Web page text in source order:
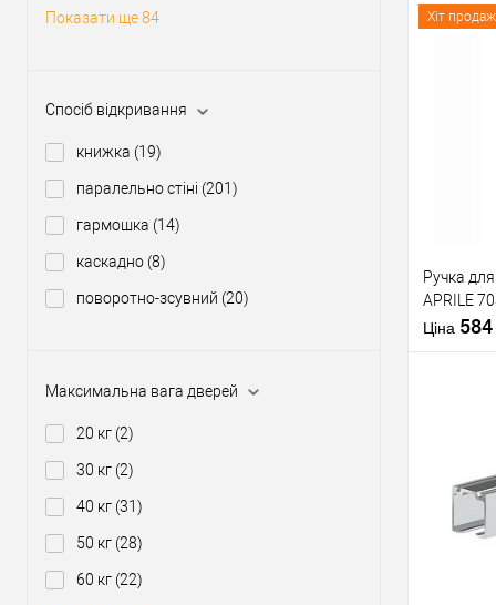
Показати ще 84
Спосіб відкривання
книжка (19)
паралельно стіні (201)
гармошка (14)
каскадно (8)
поворотно-зсувний (20)
Максимальна вага дверей
20 кг (2)
30 кг (2)
40 кг (31)
50 кг (28)
60 кг (22)
системи
відтінок
Статус
Гарантія
Хіт
Ручка
APRILE
Ціна 584
У